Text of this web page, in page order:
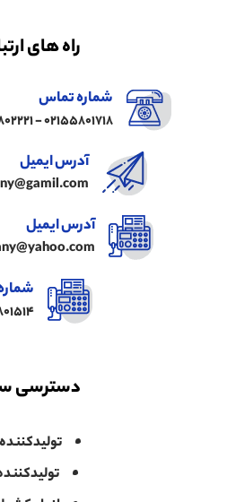
راه های
شماره تماس
02155801718 - 02155802221 - 02155801514
آدرس ایمیل
آدرس ایمیل
دسترسی